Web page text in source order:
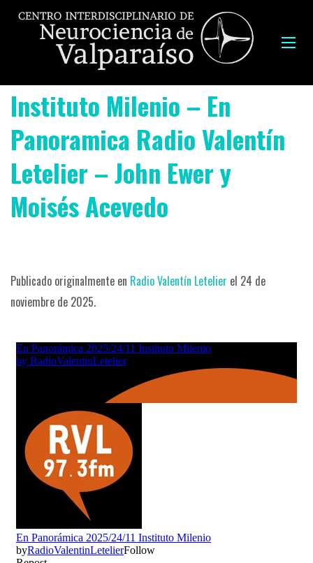
Instituto Milenio – En
Panoramica Radio Valentín
Letelier – John Ewer y
Moisés Acevedo
Publicado originalmente en Radio Valentín Letelier el 24 de
noviembre de 2025.